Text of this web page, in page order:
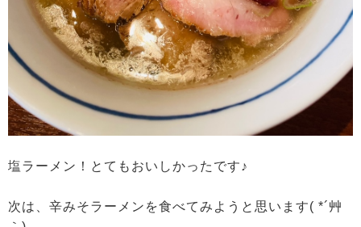
塩ラーメン！とてもおいしかったです♪
次は、辛みそラーメンを食べてみようと思います( *´艸